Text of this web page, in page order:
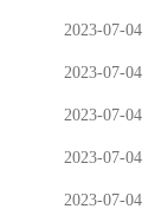
2023-07-04
2023-07-04
2023-07-04
2023-07-04
2023-07-04